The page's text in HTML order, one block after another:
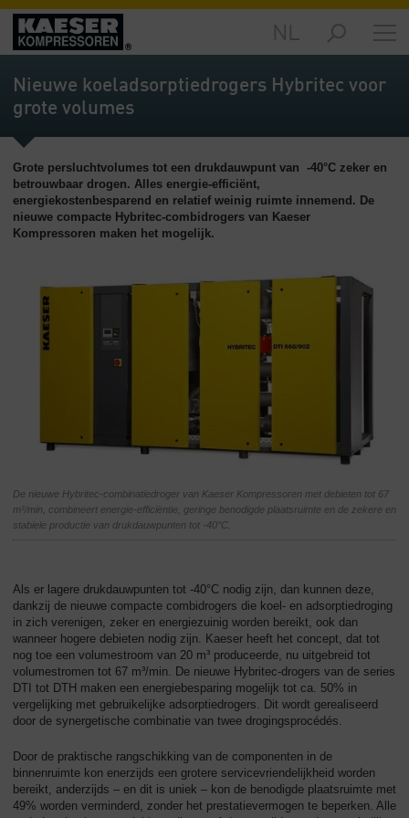
Producten
-
Overzicht
Overzicht
Service
-
Bedrijf
Overzicht
Nieuwe koeladsorptiedrogers Hybritec voor
grote volumes
Grote persluchtvolumes tot een drukdauwpunt van -40°C zeker en
betrouwbaar drogen. Alles energie-efficiënt,
energiekostenbesparend en relatief weinig ruimte innemend. De
nieuwe compacte Hybritec-combidrogers van Kaeser
Kompressoren maken het mogelijk.
De nieuwe Hybritec-combinatiedroger van Kaeser Kompressoren met debieten tot 67
m³/min, combineert energie-efficiëntie, geringe benodigde plaatsruimte en de zekere en
stabiele productie van drukdauwpunten tot -40°C.
Als er lagere drukdauwpunten tot -40°C nodig zijn, dan kunnen deze,
dankzij de nieuwe compacte combidrogers die koel- en adsorptiedroging
in zich verenigen, zeker en energiezuinig worden bereikt, ook dan
wanneer hogere debieten nodig zijn. Kaeser heeft het concept, dat tot
nog toe een volumestroom van 20 m³ produceerde, nu uitgebreid tot
volumestromen tot 67 m³/min. De nieuwe Hybritec-drogers van de series
DTI tot DTH maken een energiebesparing mogelijk tot ca. 50% in
vergelijking met gebruikelijke adsorptiedrogers. Dit wordt gerealiseerd
door de synergetische combinatie van twee drogingsprocédés.
Door de praktische rangschikking van de componenten in de
binnenruimte kon enerzijds een grotere servicevriendelijkheid worden
bereikt, anderzijds – en dit is uniek – kon de benodigde plaatsruimte met
49% worden verminderd, zonder het prestatievermogen te beperken. Alle